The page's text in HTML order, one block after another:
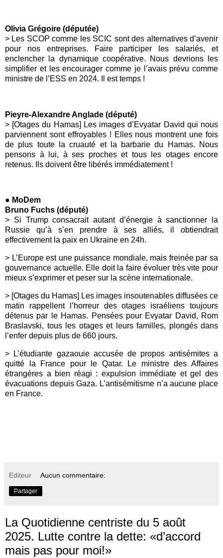
Olivia Grégoire (députée)
> Les SCOP comme les SCIC sont des alternatives d’avenir
pour nos entreprises. Faire participer les salariés, et
enclencher la dynamique coopérative. Nous devrions les
simplifier et les encourager comme je l’avais prévu comme
ministre de l’ESS en 2024. Il est temps !
Pieyre-Alexandre Anglade (député)
> [Otages du Hamas] Les images d’Evyatar David qui nous
parviennent sont effroyables ! Elles nous montrent une fois
de plus toute la cruauté et la barbarie du Hamas. Nous
pensons à lui, à ses proches et tous les otages encore
retenus. Ils doivent être libérés immédiatement !
● MoDem
Bruno Fuchs (député)
> Si Trump consacrait autant d’énergie à sanctionner la
Russie qu’à s’en prendre à ses alliés, il obtiendrait
effectivement la paix en Ukraine en 24h.
> L’Europe est une puissance mondiale, mais freinée par sa
gouvernance actuelle. Elle doit la faire évoluer très vite pour
mieux s’exprimer et peser sur la scène internationale.
> [Otages du Hamas] Les images insoutenables diffusées ce
matin rappellent l’horreur des otages israéliens toujours
détenus par le Hamas. Pensées pour Evyatar David, Rom
Braslavski, tous les otages et leurs familles, plongés dans
l’enfer depuis plus de 660 jours.
> L’étudiante gazaouie accusée de propos antisémites a
quitté la France pour le Qatar. Le ministre des Affaires
étrangères a bien réagi : expulsion immédiate et gel des
évacuations depuis Gaza. L’antisémitisme n’a aucune place
en France.
Editeur Aucun commentaire:
Partager
La Quotidienne centriste du 5 août
2025. Lutte contre la dette: «d’accord
mais pas pour moi!»